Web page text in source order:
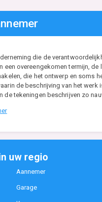
die de
een overeengekomen termijn,
die het ontwerp en soms
de beschrijving van het
de tekeningen beschrijven zo
uw regio
Aannemer
Garage